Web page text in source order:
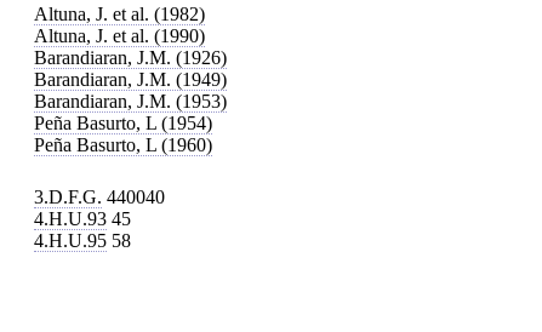
Altuna, J. et al. (1982)
Altuna, J. et al. (1990)
Barandiaran, J.M. (1926)
Barandiaran, J.M. (1949)
Barandiaran, J.M. (1953)
Peña Basurto, L (1954)
Peña Basurto, L (1960)
3.D.F.G. 440040
4.H.U.93 45
4.H.U.95 58